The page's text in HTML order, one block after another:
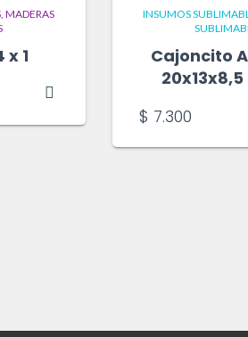
MADERAS
x 1
INSUMOS
Cajoncito
20x13x8,5
$ 7.300